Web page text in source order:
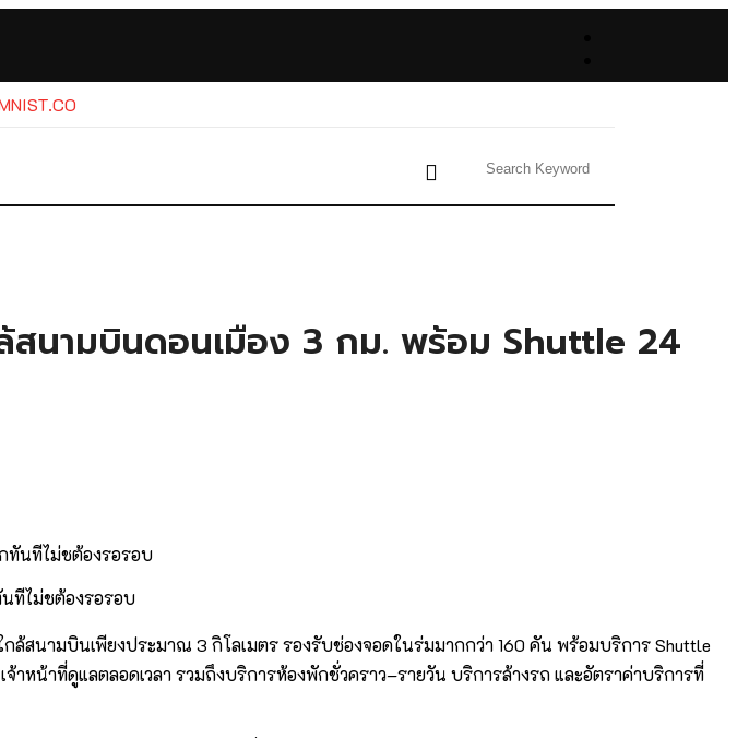
นามบินดอนเมือง 3 กม. พร้อม Shuttle 24
ทีไม่ชต้องรอรอบ
สนามบินเพียงประมาณ 3 กิโลเมตร รองรับช่องจอดในร่มมากกว่า 160 คัน พร้อมบริการ Shuttle
หน้าที่ดูแลตลอดเวลา รวมถึงบริการห้องพักชั่วคราว–รายวัน บริการล้างรถ และอัตราค่าบริการที่